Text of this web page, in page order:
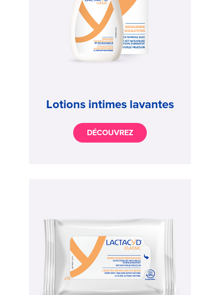
Lotions intimes lavantes
DÉCOUVREZ